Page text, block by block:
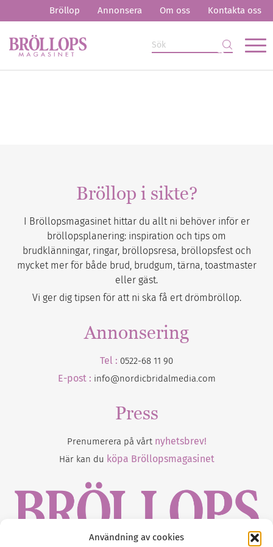
Användning av cookies
Bröllop Annonsera Om oss Kontakta oss
Bröllop i sikte?
I Bröllopsmagasinet hittar du allt ni behöver inför er
bröllopsplanering: inspiration och tips om
brudklänningar, ringar, bröllopsresa, bröllopsfest och
mycket mer för både brud, brudgum, tärna, toastmaster
eller gäst.
Vi ger dig tipsen för att ni ska få ert drömbröllop.
Annonsering
Tel : 0522-68 11 90
E-post : info@nordicbridalmedia.com
Press
Prenumerera på vårt nyhetsbrev!
Här kan du köpa Bröllopsmagasinet